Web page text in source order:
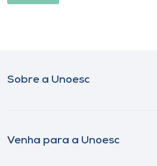
Sobre a Unoesc
Venha para a Unoesc